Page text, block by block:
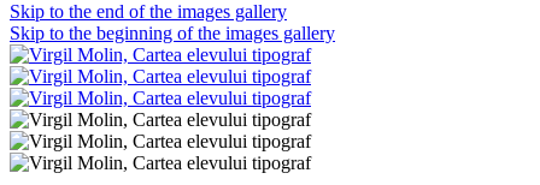
Skip to the end of the images gallery
Skip to the beginning of the images gallery